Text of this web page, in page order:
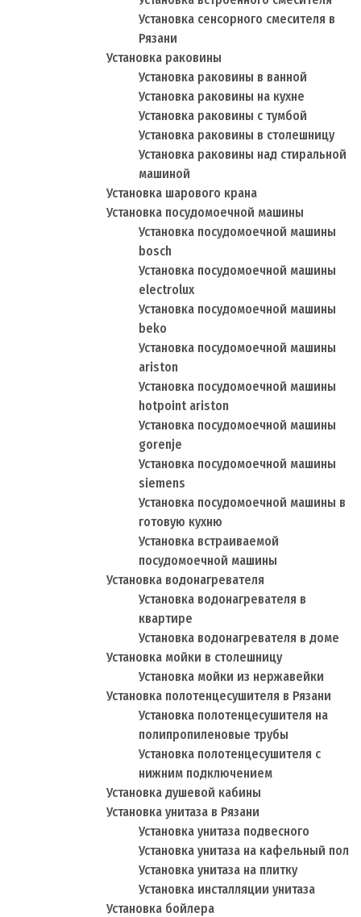
Установка сенсорного смесителя в
Рязани
Установка раковины
Установка раковины в ванной
Установка раковины на кухне
Установка раковины с тумбой
Установка раковины в столешницу
Установка раковины над стиральной
машиной
Установка шарового крана
Установка посудомоечной машины
Установка посудомоечной машины
bosch
Установка посудомоечной машины
electrolux
Установка посудомоечной машины
beko
Установка посудомоечной машины
ariston
Установка посудомоечной машины
hotpoint ariston
Установка посудомоечной машины
gorenje
Установка посудомоечной машины
siemens
Установка посудомоечной машины в
готовую кухню
Установка встраиваемой
посудомоечной машины
Установка водонагревателя
Установка водонагревателя в
квартире
Установка водонагревателя в доме
Установка мойки в столешницу
Установка мойки из нержавейки
Установка полотенцесушителя в Рязани
Установка полотенцесушителя на
полипропиленовые трубы
Установка полотенцесушителя с
нижним подключением
Установка душевой кабины
Установка унитаза в Рязани
Установка унитаза подвесного
Установка унитаза на кафельный пол
Установка унитаза на плитку
Установка инсталляции унитаза
Установка бойлера